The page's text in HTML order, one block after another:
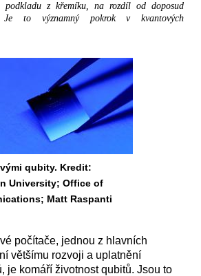
podkladu z křemíku, na rozdíl od doposud
Je to významný pokrok v kvantových
qubity. Kredit:
University; Office of
Matt Raspanti
počítače, jednou z hlavních
většímu rozvoji a uplatnění
je komáří životnost qubitů. Jsou to